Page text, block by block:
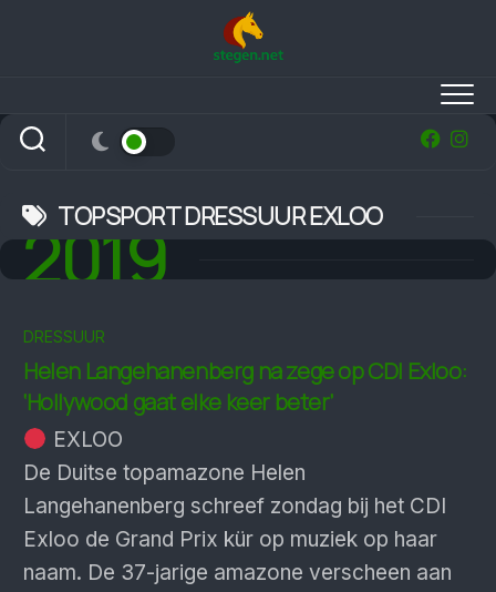
TOPSPORT DRESSUUR EXLOO
2019
DRESSUUR
Helen Langehanenberg na zege op CDI Exloo:
‘Hollywood gaat elke keer beter’
EXLOO
De Duitse topamazone Helen
Langehanenberg schreef zondag bij het CDI
Exloo de Grand Prix kür op muziek op haar
naam. De 37-jarige amazone verscheen aan